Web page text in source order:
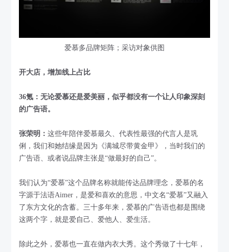
爱慕多品牌矩阵；采访对象供图
开大店，增加线上占比
36氪：无论爱慕还是爱美丽，似乎都没有一个让人印象深刻
的广告语。
张荣明：这些年陪伴爱慕最久、代表性最强的代言人是巩
俐，我们和她结缘是因为《满城尽带黄金甲》，当时我们的
广告语、或者说品牌主张是“做最好的自己”。
我们认为“爱慕”这个品牌名称就能传达品牌理念，爱慕的名
字源于法语Aimer，是爱和喜欢的意思，中文名“爱慕”又融入
了东方文化的含蓄。三十多年来，爱慕的广告语也都是围绕
这两个字，就是爱自己、爱他人、爱生活。
除此之外，爱慕也一直在做内衣大秀。这个秀做了十七年，